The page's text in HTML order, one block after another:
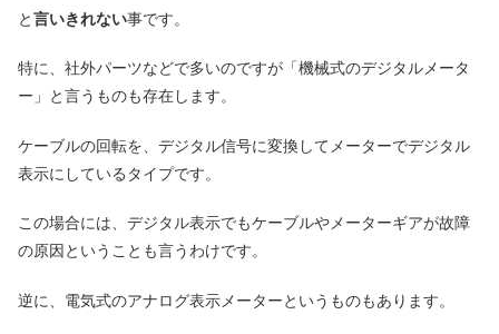
と 言いきれない事です。
特に、社外パーツなどで多いのですが「機械式のデジタルメータ
ー」と言うものも存在します。
ケーブルの回転を、デジタル信号に変換してメーターでデジタル
表示にしているタイプです。
この場合には、デジタル表示でもケーブルやメーターギアが故障
の原因ということも言うわけです。
逆に、電気式のアナログ表示メーターというものもあります。